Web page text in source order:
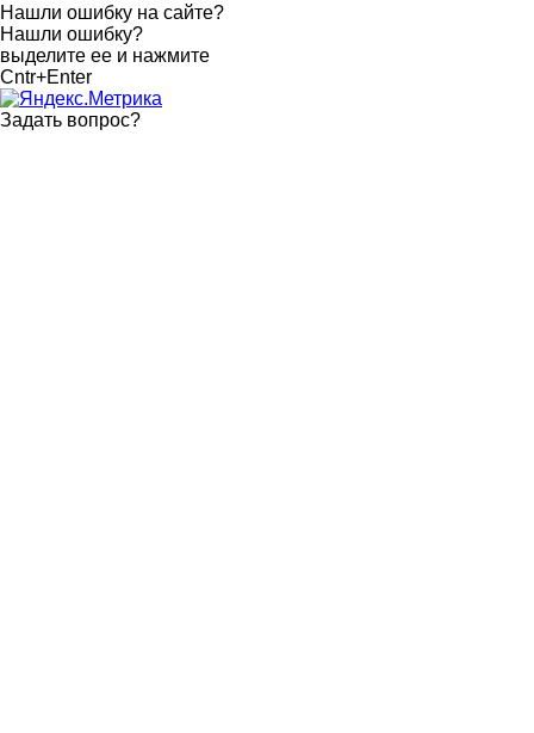
Нашли ошибку на сайте?
Нашли ошибку?
выделите ее и нажмите
Cntr+Enter
Задать вопрос?